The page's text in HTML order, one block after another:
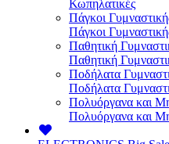
Κωπηλατικές
Πάγκοι
Πάγκοι
Παθητική
Παθητική
Ποδήλατα
Ποδήλατα
Πολυόργανα και
Πολυόργανα και